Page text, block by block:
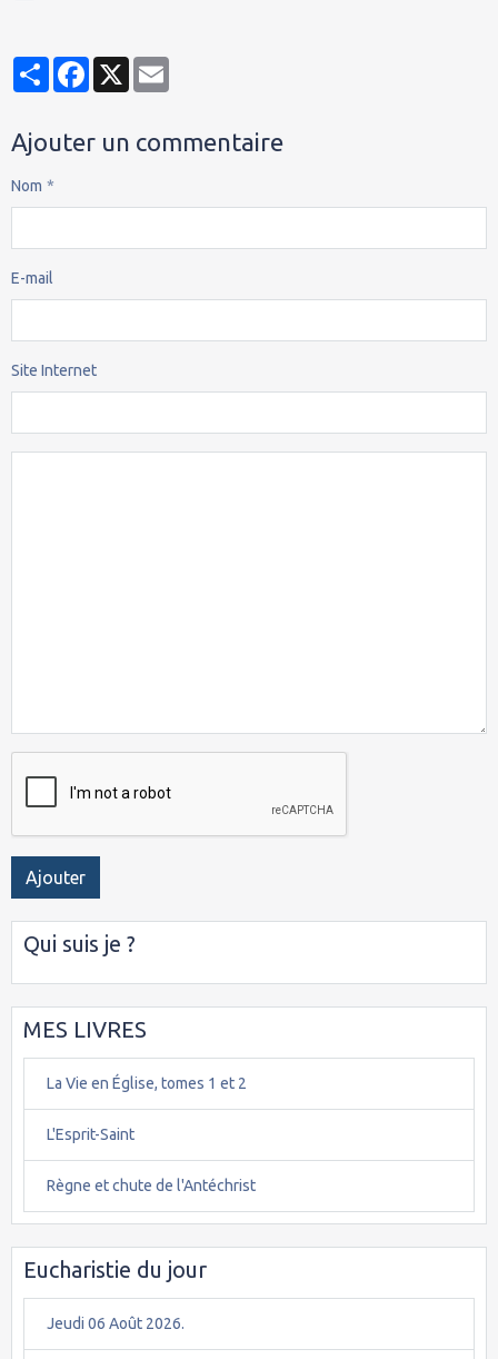
PartagerFacebook
X
Ajouter un commentaire
Nom
E-mail
Site Internet
Ajouter
Qui suis je ?
MES LIVRES
La Vie en Église, tomes 1 et 2
L'Esprit-Saint
Règne et chute de l'Antéchrist
Eucharistie du jour
Jeudi 06 Août 2026.